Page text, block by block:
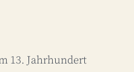
13. Jahrhundert